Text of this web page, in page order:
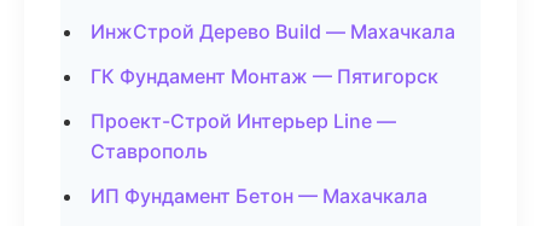
ИнжСтрой Дерево Build — Махачкала
ГК Фундамент Монтаж — Пятигорск
Проект-Строй Интерьер Line —
Ставрополь
ИП Фундамент Бетон — Махачкала